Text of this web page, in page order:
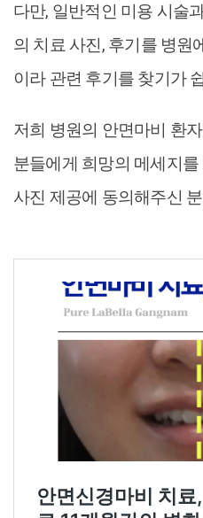
다만, 일반적인 미용 시술
의 치료 사진, 후기를 병원
이라 관련 후기를 찾기가
저희 병원의 안면마비 환
분들에게 희망의 메세지
사진 제공에 동의해주신